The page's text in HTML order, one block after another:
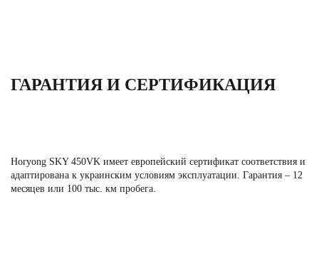
ГАРАНТИЯ И СЕРТИФИКАЦИЯ
Horyong SKY 450VK имеет европейский сертификат соответствия и
адаптирована к украинским условиям эксплуатации. Гарантия – 12
месяцев или 100 тыс. км пробега.